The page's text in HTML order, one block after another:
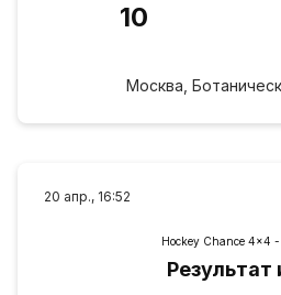
10
Москва,
20 апр., 16:52
Hockey Chance 4x4 -
Результат